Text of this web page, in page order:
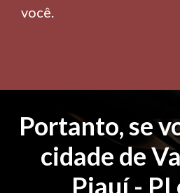
você.
Portanto, se
cidade de
Piauí - PI